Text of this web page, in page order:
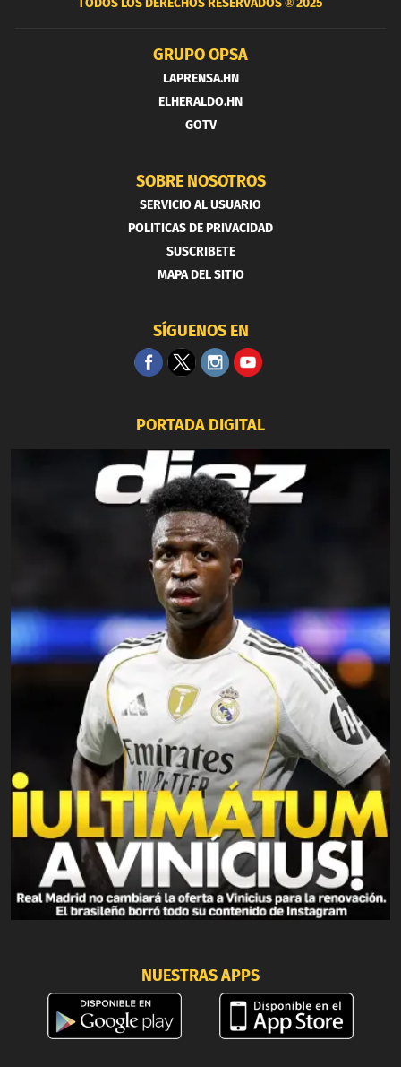
TODOS LOS DERECHOS RESERVADOS ®2025
GRUPO OPSA
LAPRENSA.HN
ELHERALDO.HN
GOTV
SOBRE NOSOTROS
SERVICIO AL USUARIO
POLITICAS DE PRIVACIDAD
SUSCRIBETE
MAPA DEL SITIO
SÍGUENOS EN
PORTADA DIGITAL
NUESTRAS APPS